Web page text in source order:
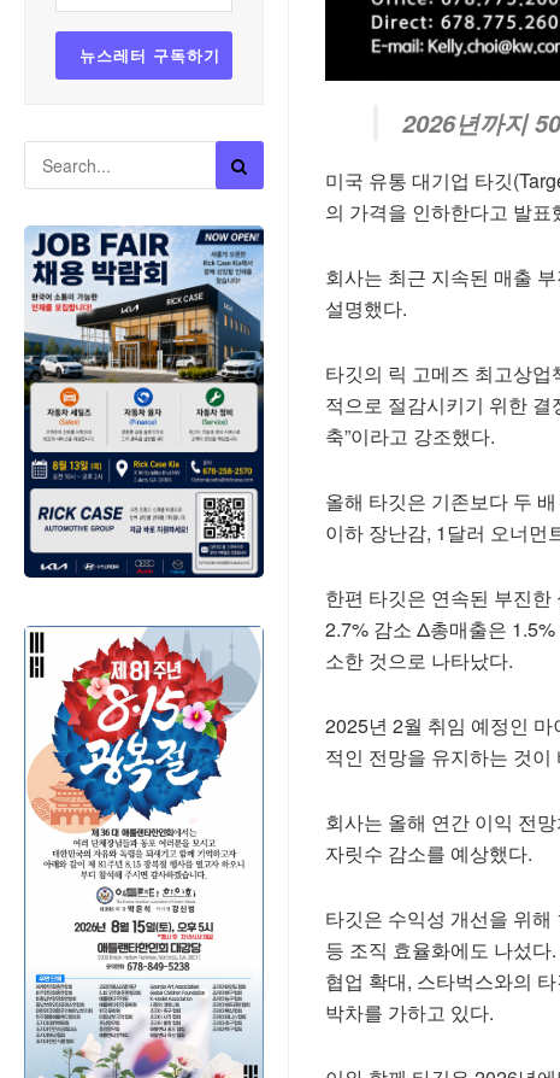
2026년까지
미국 유통 대기업 타깃
의 가격을 인하한다고 발표
회사는 최근 지속된 매출
설명했다.
타깃의 릭 고메즈 최고상
적으로 절감시키기 위한 결
축”이라고 강조했다.
올해 타깃은 기존보다 두
이하 장난감, 1달러 오너먼
한편 타깃은 연속된 부진
2.7% 감소 Δ총매출은
소한 것으로 나타났다.
2025년 2월 취임 예정인
적인 전망을 유지하는 것이
회사는 올해 연간 이익 전
자릿수 감소를 예상했다.
타깃은 수익성 개선을 위
등 조직 효율화에도 나섰다
협업 확대, 스타벅스와의
박차를 가하고 있다.